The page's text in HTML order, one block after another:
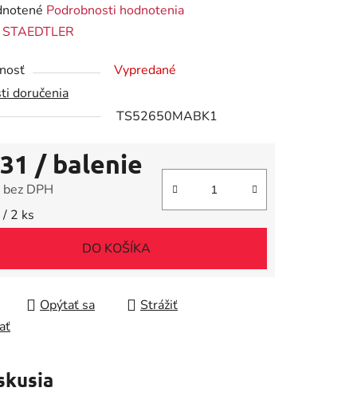
Podrobnosti hodnotenia
STAEDTLER
Vypredané
doručenia
TS52650MABK1
/ balenie
DPH
cena:
2 ks
DO KOŠÍKA
Opýtať sa
Strážiť